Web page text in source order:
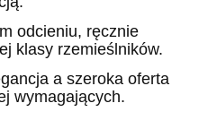
odcieniu, ręcznie
klasy rzemieślników.
a szeroka oferta
wymagających.